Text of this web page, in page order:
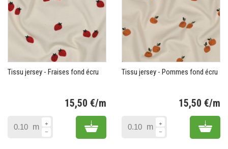
Tissu jersey - Fraises fond écru
15,50 €/m
m Add to cart
Tissu jersey - Pommes fond écru
15,50 €/m
m Add